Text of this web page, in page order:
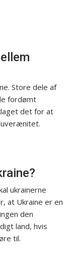
Store dele af
fordømt
det for at
ukrainerne
at Ukraine er en
den
land, hvis
til.